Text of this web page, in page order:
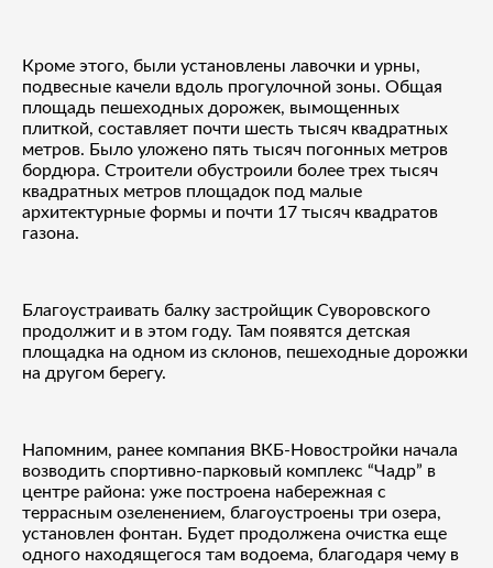
Кроме этого, были установлены лавочки и урны,
подвесные качели вдоль прогулочной зоны. Общая
площадь пешеходных дорожек, вымощенных
плиткой, составляет почти шесть тысяч квадратных
метров. Было уложено пять тысяч погонных метров
бордюра. Строители обустроили более трех тысяч
квадратных метров площадок под малые
архитектурные формы и почти 17 тысяч квадратов
газона.
Благоустраивать балку застройщик Суворовского
продолжит и в этом году. Там появятся детская
площадка на одном из склонов, пешеходные дорожки
на другом берегу.
Напомним, ранее компания ВКБ-Новостройки начала
возводить спортивно-парковый комплекс “Чадр” в
центре района: уже построена набережная с
террасным озеленением, благоустроены три озера,
установлен фонтан. Будет продолжена очистка еще
одного находящегося там водоема, благодаря чему в